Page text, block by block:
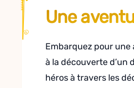
Une
Embarquez pour une
à la découverte d’un
héros à travers les